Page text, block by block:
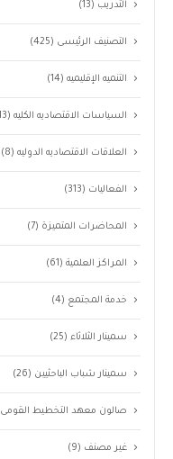
التدريب (13)
التصنيف الرئيسى (425)
التنميه الإقليميه(14)
السياسات الاقتصاديه الكليه(13)
العلاقات الاقتصاديه الدوليه(8)
الفعاليات (313)
المحاضرات المتميزة (7)
المراكز العلمية(61)
خدمة المجتمع (4)
سمينار الثلاثاء(25)
سمينار شباب الباحثيين (26)
صالون معهد التخطيط القومى
غير مصنف (9)